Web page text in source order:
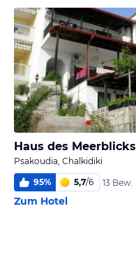
Haus des Meerblicks
Psakoudia, Chalkidiki
95% 5,7/6 13 Bew.
Zum Hotel